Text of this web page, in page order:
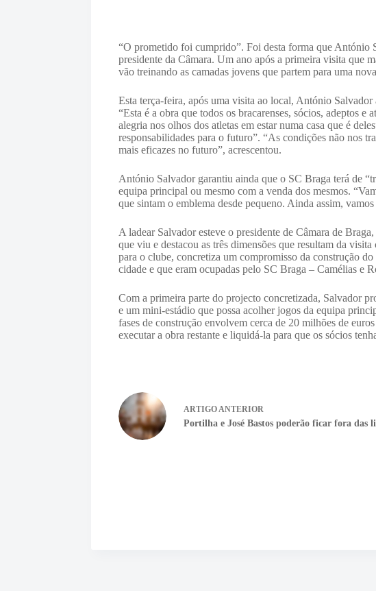
“O prometido foi cumprido”. Foi desta forma que António
presidente da Câmara. Um ano após a primeira visita que
vão treinando as camadas jovens que partem para uma
Esta terça-feira, após uma visita ao local, António
“Esta é a obra que todos os bracarenses, sócios, adeptos
alegria nos olhos dos atletas em estar numa casa que é
responsabilidades para o futuro”. “As condições não nos
mais eficazes no futuro”, acrescentou.
António Salvador garantiu ainda que o SC Braga terá de
equipa principal ou mesmo com a venda dos mesmos.
que sintam o emblema desde pequeno. Ainda assim,
A ladear Salvador esteve o presidente de Câmara de
que viu e destacou as três dimensões que resultam da
para o clube, concretiza um compromisso da construção
cidade e que eram ocupadas pelo SC Braga – Camélias e
Com a primeira parte do projecto concretizada, Salvador
e um mini-estádio que possa acolher jogos da equipa
fases de construção envolvem cerca de 20 milhões de
executar a obra restante e liquidá-la para que os sócios
ARTIGOANTERIOR
Portilha e José Bastos poderão ficar fora das